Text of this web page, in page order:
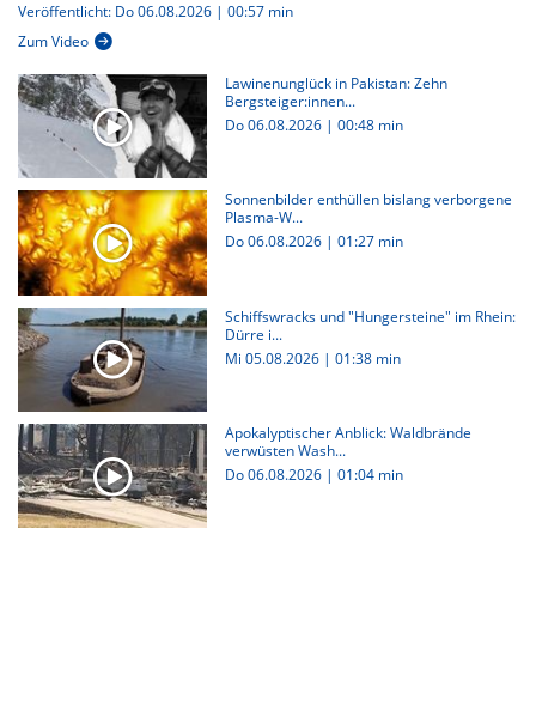
Veröffentlicht: Do 06.08.2026 | 00:57 min
Zum Video
Lawinenunglück in Pakistan: Zehn
Bergsteiger:innen...
Do 06.08.2026 | 00:48 min
Sonnenbilder enthüllen bislang verborgene
Plasma-W...
Do 06.08.2026 | 01:27 min
Schiffswracks und "Hungersteine" im Rhein:
Dürre i...
Mi 05.08.2026 | 01:38 min
Apokalyptischer Anblick: Waldbrände
verwüsten Wash...
Do 06.08.2026 | 01:04 min